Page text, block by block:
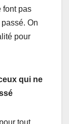
font pas
On
pour
qui ne
tout